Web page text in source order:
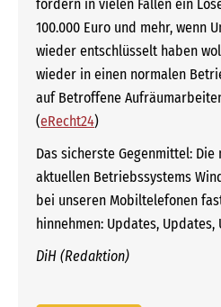
fordern in vielen Fällen ein
100.000 Euro und mehr, wenn
wieder entschlüsselt haben
wieder in einen normalen
auf Betroffene
(eRecht24)
Das sicherste Gegenmittel:
aktuellen Betriebssystems
bei unseren Mobiltelefonen
hinnehmen: Updates, Updates,
DiH (Redaktion)